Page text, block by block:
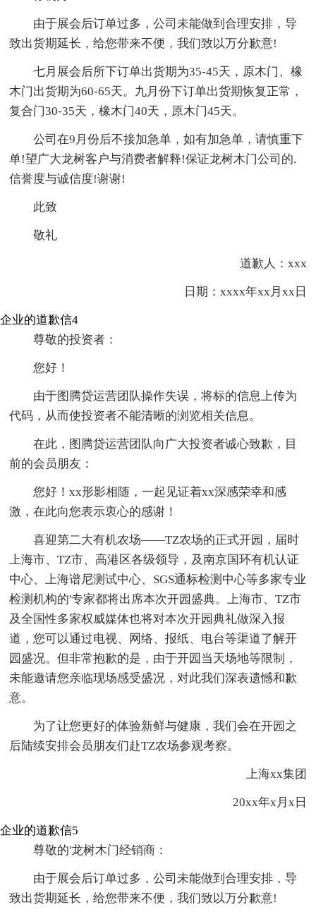
由于展会后订单过多，公司未能做到合理安排，导
致出货期延长，给您带来不便，我们致以万分歉意!
七月展会后所下订单出货期为35-45天，原木门、橡
木门出货期为60-65天。九月份下订单出货期恢复正常，
复合门30-35天，橡木门40天，原木门45天。
公司在9月份后不接加急单，如有加急单，请慎重下
单!望广大龙树客户与消费者解释!保证龙树木门公司的.
信誉度与诚信度!谢谢!
此致
敬礼
道歉人：xxx
日期：xxxx年xx月xx日
企业的道歉信4
尊敬的投资者：
您好！
由于图腾贷运营团队操作失误，将标的信息上传为
代码，从而使投资者不能清晰的浏览相关信息。
在此，图腾贷运营团队向广大投资者诚心致歉，目
前的会员朋友：
您好！xx形影相随，一起见证着xx深感荣幸和感
激，在此向您表示衷心的感谢！
喜迎第二大有机农场——TZ农场的正式开园，届时
上海市、TZ市、高港区各级领导，及南京国环有机认证
中心、上海谱尼测试中心、SGS通标检测中心等多家专业
检测机构的'专家都将出席本次开园盛典。上海市、TZ市
及全国性多家权威媒体也将对本次开园典礼做深入报
道，您可以通过电视、网络、报纸、电台等渠道了解开
园盛况。但非常抱歉的是，由于开园当天场地等限制，
未能邀请您亲临现场感受盛况，对此我们深表遗憾和歉
意。
为了让您更好的体验新鲜与健康，我们会在开园之
后陆续安排会员朋友们赴TZ农场参观考察。
上海xx集团
20xx年x月x日
企业的道歉信5
尊敬的'龙树木门经销商：
由于展会后订单过多，公司未能做到合理安排，导
致出货期延长，给您带来不便，我们致以万分歉意!